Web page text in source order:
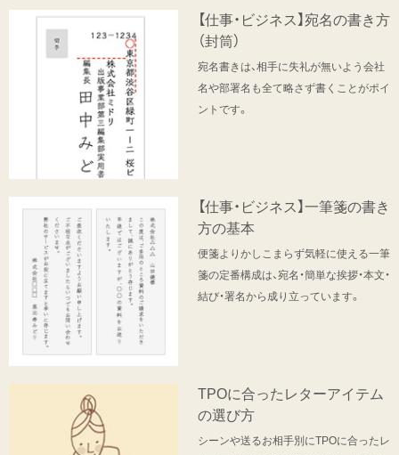
【仕事・ビジネス】宛名の書き方
（封筒）
宛名書きは、相手に失礼が無いよう会社
名や部署名も全て略さず書くことがポイ
ントです。
【仕事・ビジネス】一筆箋の書き
方の基本
便箋よりかしこまらず気軽に使える一筆
箋の定番構成は、宛名・簡単な挨拶・本文・
結び・署名から成り立っています。
TPOに合ったレターアイテム
の選び方
シーンや送るお相手別にTPOに合ったレ